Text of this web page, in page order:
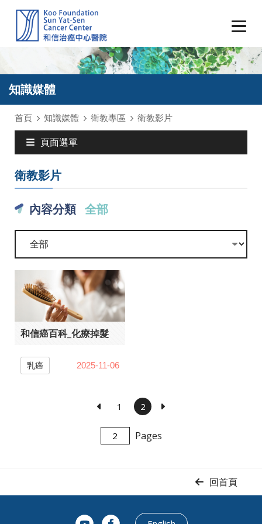
知識媒體
首頁 知識媒體 衛教專區 衛教影片
頁面選單
衛教影片
內容分類 全部
和信癌百科_化療掉髮
乳癌 2025-11-06
1 2
Pages
回首頁